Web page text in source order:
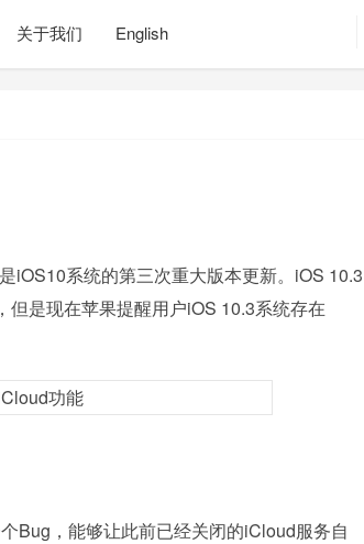
关于我们 English
iOS10系统的第三次重大版本更新。iOS 10.3
但是现在苹果提醒用户iOS 10.3系统存在
Bug，能够让此前已经关闭的iCloud服务自